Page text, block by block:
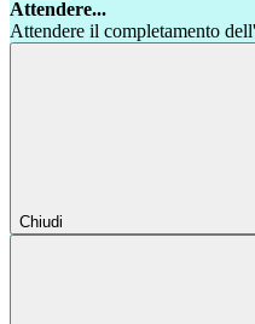
Attendere...
Attendere il completamento
Chiudi